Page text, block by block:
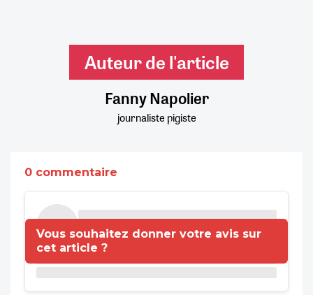
Auteur de l'article
Fanny Napolier
journaliste pigiste
0 commentaire
Vous souhaitez donner votre avis sur
cet article ?